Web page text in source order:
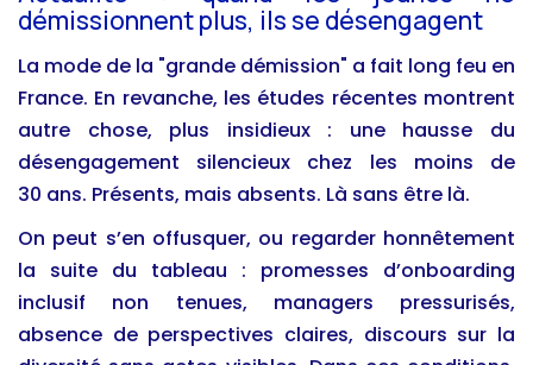
démissionnent plus, ils se désengagent
La mode de la "grande démission" a fait long feu en
France. En revanche, les études récentes montrent
autre chose, plus insidieux : une hausse du
désengagement silencieux chez les moins de
30 ans. Présents, mais absents. Là sans être là.
On peut s’en offusquer, ou regarder honnêtement
la suite du tableau : promesses d’onboarding
inclusif non tenues, managers pressurisés,
absence de perspectives claires, discours sur la